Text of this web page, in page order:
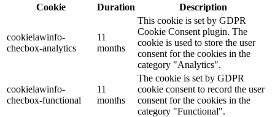
Cookie
Duration Description
cookielawinfo-
checbox-analytics
11
months
This cookie is set by GDPR
Cookie Consent plugin. The
cookie is used to store the user
consent for the cookies in the
category "Analytics".
cookielawinfo-
checbox-functional
11
months
The cookie is set by GDPR
cookie consent to record the user
consent for the cookies in the
category "Functional".